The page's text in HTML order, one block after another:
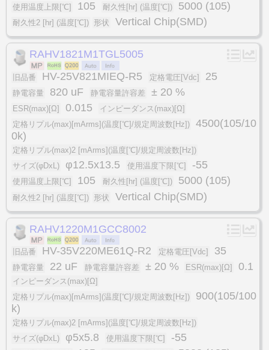
使用温度上限[℃] 105 耐久性[hr] (温度[℃]) 5000 (105)
耐久性2 [hr] (温度[℃]) 形状 Vertical Chip(SMD)
RAHV1821M1TGL5005
旧品番 HV-25V821MIEQ-R5 定格電圧[Vdc] 25
静電容量 820 uF 静電容量許容差 ± 20 %
ESR(max)[Ω] 0.015
インピーダンス(max)[Ω]
定格リプル(max)[mArms](温度[℃]/規定周波数[Hz])
4500(105/10
0k)
定格リプル(max)2 [mArms](温度[℃]/規定周波数[Hz])
サイズ(φDxL)
φ12.5x13.5 使用温度下限[℃] -55
使用温度上限[℃] 105 耐久性[hr] (温度[℃]) 5000 (105)
耐久性2 [hr] (温度[℃]) 形状 Vertical Chip(SMD)
RAHV1220M1GCC8002
旧品番 HV-35V220ME61Q-R2 定格電圧[Vdc] 35
静電容量 22 uF 静電容量許容差 ± 20 % ESR(max)[Ω] 0.1
インピーダンス(max)[Ω]
定格リプル(max)[mArms](温度[℃]/規定周波数[Hz])
900(105/100
k)
定格リプル(max)2 [mArms](温度[℃]/規定周波数[Hz])
サイズ(φDxL)
φ5x5.8 使用温度下限[℃] -55